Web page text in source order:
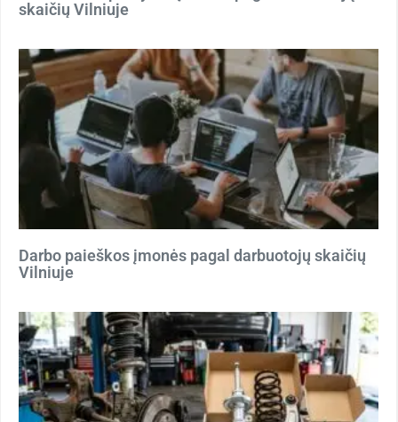
skaičių Vilniuje
Darbo paieškos įmonės pagal darbuotojų skaičių
Vilniuje